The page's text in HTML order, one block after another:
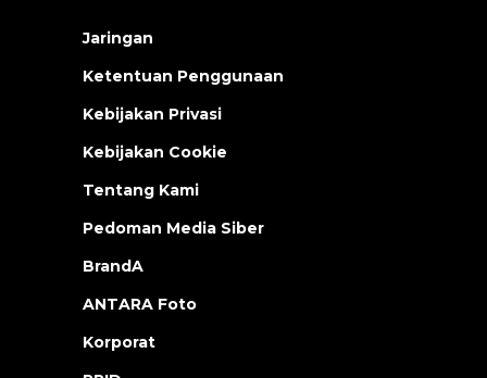
Jaringan
Ketentuan Penggunaan
Kebijakan Privasi
Kebijakan Cookie
Tentang Kami
Pedoman Media Siber
BrandA
ANTARA Foto
Korporat